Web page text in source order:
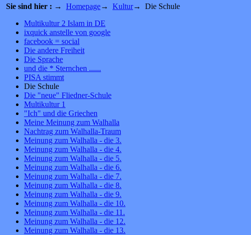
Sie sind hier : → Homepage→ Kultur→ Die Schule
Multikultur 2 Islam in DE
ixquick anstelle von google
facebook = social
Die andere Freiheit
Die Sprache
und die * Sternchen ......
PISA stimmt
Die Schule
Die "neue" Fliedner-Schule
Multikultur 1
"Ich" und die Griechen
Meine Meinung zum Walhalla
Nachtrag zum Walhalla-Traum
Meinung zum Walhalla - die 3.
Meinung zum Walhalla - die 4.
Meinung zum Walhalla - die 5.
Meinung zum Walhalla - die 6.
Meinung zum Walhalla - die 7.
Meinung zum Walhalla - die 8.
Meinung zum Walhalla - die 9.
Meinung zum Walhalla - die 10.
Meinung zum Walhalla - die 11.
Meinung zum Walhalla - die 12.
Meinung zum Walhalla - die 13.